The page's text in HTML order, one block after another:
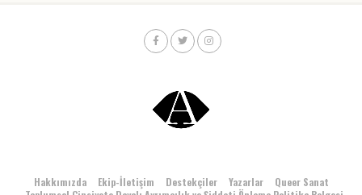
Hakkımızda Ekip-İletişim Destekçiler Yazarlar
Queer Sanat